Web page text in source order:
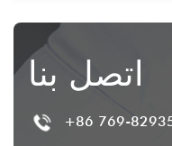
اتصل بنا
+86 769-